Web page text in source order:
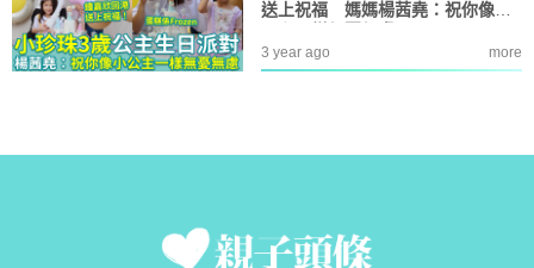
送上祝福 媽媽楊茜堯：祝你像小
3 year ago more